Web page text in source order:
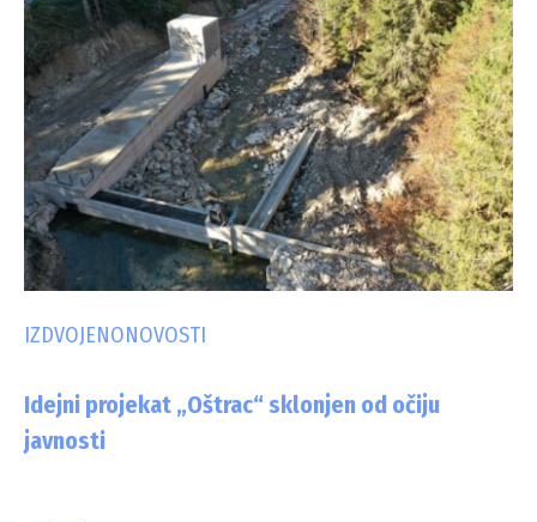
IZDVOJENONOVOSTI
Idejni projekat „Oštrac“ sklonjen od očiju
javnosti